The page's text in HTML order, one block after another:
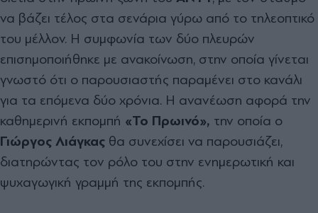
να βάζει τέλος στα σενάρια γύρω από το τηλεοπτικό
του μέλλον. Η συμφωνία των δύο πλευρών
επισημοποιήθηκε με ανακοίνωση, στην οποία γίνεται
γνωστό ότι ο παρουσιαστής παραμένει στο κανάλι
για τα επόμενα δύο χρόνια. Η ανανέωση αφορά την
καθημερινή εκπομπή «Το Πρωινό», την οποία ο
Γιώργος Λιάγκας θα συνεχίσει να παρουσιάζει,
διατηρώντας τον ρόλο του στην ενημερωτική και
ψυχαγωγική γραμμή της εκπομπής.